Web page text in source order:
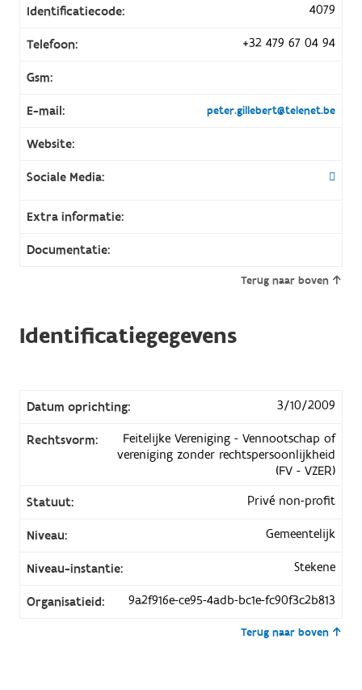
Identificatiecode: 4079
Telefoon: +32 479 67 04 94
Gsm:
E-mail: peter.gillebert@telenet.be
Website:
Sociale Media:
Extra informatie:
Documentatie:
Terug naar boven
Identificatiegegevens
Datum oprichting: 3/10/2009
Rechtsvorm:
Feitelijke Vereniging - Vennootschap of
vereniging zonder rechtspersoonlijkheid
(FV - VZER)
Statuut:
Privé non-profit
Niveau: Gemeentelijk
Niveau-instantie: Stekene
Organisatieid: 9a2f916e-ce95-4adb-bc1e-fc90f3c2b813
Terug naar boven